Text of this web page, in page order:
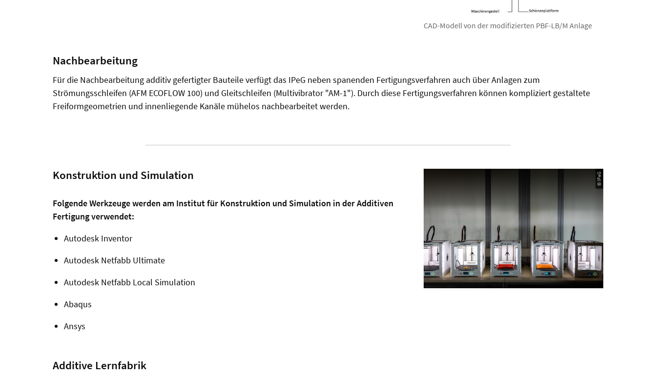
CAD-Modell von der modifizierten PBF-LB/M Anlage
Nachbearbeitung
Für die Nachbearbeitung additiv gefertigter Bauteile verfügt das IPeG neben spanenden Fertigungsverfahren auch über Anlagen zum
Strömungsschleifen (AFM ECOFLOW 100) und Gleitschleifen (Multivibrator "AM-1"). Durch diese Fertigungsverfahren können kompliziert gestaltete
Freiformgeometrien und innenliegende Kanäle mühelos nachbearbeitet werden.
Konstruktion und Simulation
Folgende Werkzeuge werden am Institut für Konstruktion und Simulation in der Additiven
Fertigung verwendet:
Autodesk Inventor
Autodesk Netfabb Ultimate
Autodesk Netfabb Local Simulation
Abaqus
Ansys
© IPeG
Additive Lernfabrik